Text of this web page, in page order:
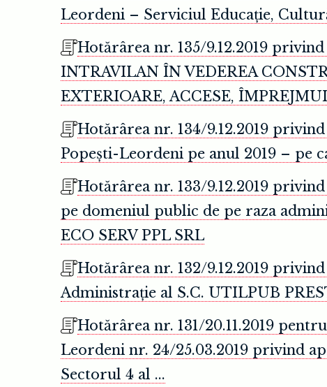
Leordeni – Serviciul Educație,
Hotărârea nr. 135/9.12.2019
INTRAVILAN ÎN VEDEREA
EXTERIOARE, ACCESE,
Hotărârea nr. 134/9.12.2019
Popești-Leordeni pe anul 2019 – pe
Hotărârea nr. 133/9.12.2019
pe domeniul public de pe raza
ECO SERV PPL SRL
Hotărârea nr. 132/9.12.2019
Administrație al S.C. UTILPUB
Hotărârea nr. 131/20.11.2019
Leordeni nr. 24/25.03.2019 privind
Sectorul 4 al ...